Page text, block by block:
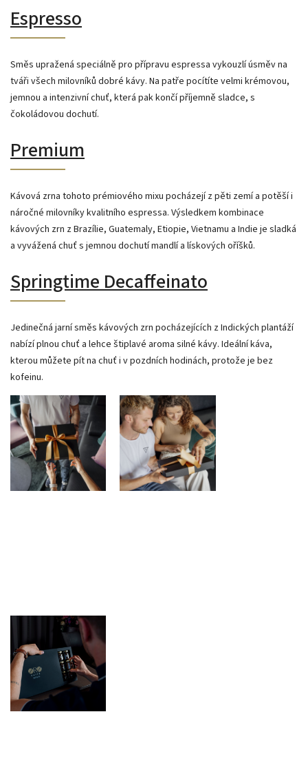
Espresso
Směs upražená speciálně pro přípravu espressa vykouzlí úsměv na
tváři všech milovníků dobré kávy. Na patře pocítíte velmi krémovou,
jemnou a intenzivní chuť, která pak končí příjemně sladce, s
čokoládovou dochutí.
Premium
Kávová zrna tohoto prémiového mixu pocházejí z pěti zemí a potěší i
náročné milovníky kvalitního espressa. Výsledkem kombinace
kávových zrn z Brazílie, Guatemaly, Etiopie, Vietnamu a Indie je sladká
a vyvážená chuť s jemnou dochutí mandlí a lískových oříšků.
Springtime Decaffeinato
Jedinečná jarní směs kávových zrn pocházejících z Indických plantáží
nabízí plnou chuť a lehce štiplavé aroma silné kávy. Ideální káva,
kterou můžete pít na chuť i v pozdních hodinách, protože je bez
kofeinu.